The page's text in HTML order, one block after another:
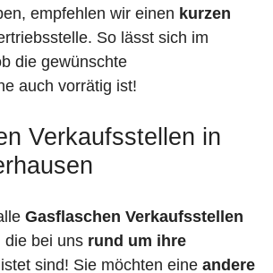
empfehlen wir einen kurzen
So lässt sich im
die gewünschte
auch vorrätig ist!
Verkaufsstellen in
Gasflaschen Verkaufsstellen
die bei uns rund um ihre
sind! Sie möchten eine andere